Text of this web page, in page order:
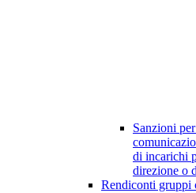
Sanzioni
di incarichi
direzione o
Rendiconti gruppi